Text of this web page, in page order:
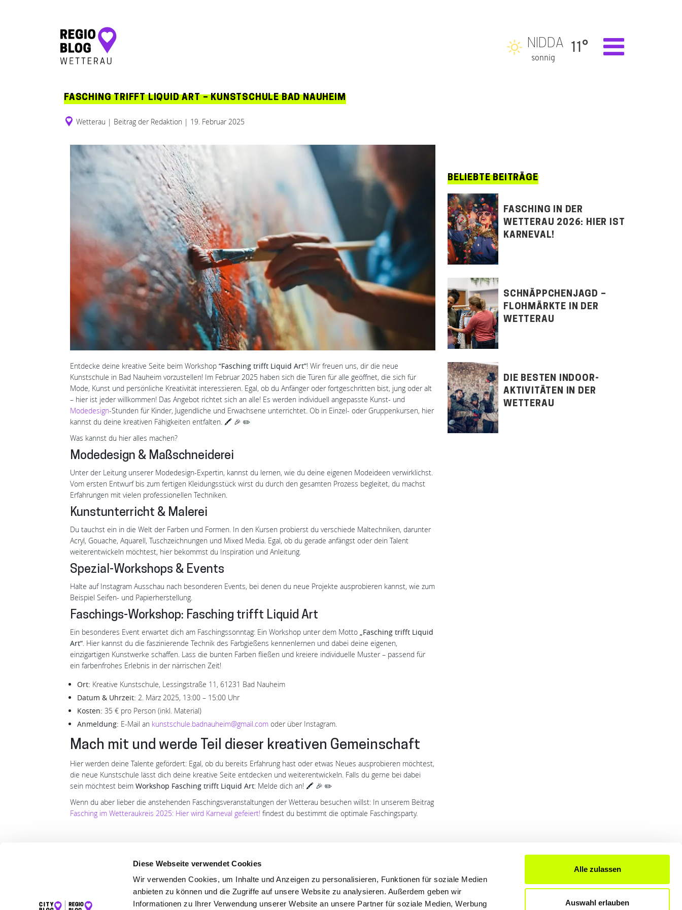
Diese Webseite verwendet Cookies
Wir verwenden Cookies, um Inhalte und Anzeigen zu personalisieren, Funktionen für soziale Medien
anbieten zu können und die Zugriffe auf unsere Website zu analysieren. Außerdem geben wir
Informationen zu Ihrer Verwendung unserer Website an unsere Partner für soziale Medien, Werbung
Alle zulassen
Auswahl erlauben
Hauptnavigation
NIDDA
sonnig
11°
FASCHING TRIFFT LIQUID ART – KUNSTSCHULE BAD NAUHEIM
Wetterau | Beitrag der Redaktion | 19. Februar 2025
Entdecke deine kreative Seite beim Workshop “Fasching trifft Liquid Art”! Wir freuen uns, dir die neue
Kunstschule in Bad Nauheim vorzustellen! Im Februar 2025 haben sich die Türen für alle geöffnet, die sich für
Mode, Kunst und persönliche Kreativität interessieren. Egal, ob du Anfänger oder fortgeschritten bist, jung oder alt
– hier ist jeder willkommen! Das Angebot richtet sich an alle! Es werden individuell angepasste Kunst- und
Modedesign-Stunden für Kinder, Jugendliche und Erwachsene unterrichtet. Ob in Einzel- oder Gruppenkursen, hier
kannst du deine kreativen Fähigkeiten entfalten. 🖍️ 🎉 ✏️
Was kannst du hier alles machen?
Modedesign & Maßschneiderei
Unter der Leitung unserer Modedesign-Expertin, kannst du lernen, wie du deine eigenen Modeideen verwirklichst.
Vom ersten Entwurf bis zum fertigen Kleidungsstück wirst du durch den gesamten Prozess begleitet, du machst
Erfahrungen mit vielen professionellen Techniken.
Kunstunterricht & Malerei
Du tauchst ein in die Welt der Farben und Formen. In den Kursen probierst du verschiede Maltechniken, darunter
Acryl, Gouache, Aquarell, Tuschzeichnungen und Mixed Media. Egal, ob du gerade anfängst oder dein Talent
weiterentwickeln möchtest, hier bekommst du Inspiration und Anleitung.
Spezial-Workshops & Events
Halte auf Instagram Ausschau nach besonderen Events, bei denen du neue Projekte ausprobieren kannst, wie zum
Beispiel Seifen- und Papierherstellung.
Faschings-Workshop: Fasching trifft Liquid Art
Ein besonderes Event erwartet dich am Faschingssonntag: Ein Workshop unter dem Motto „Fasching trifft Liquid
Art“ . Hier kannst du die faszinierende Technik des Farbgießens kennenlernen und dabei deine eigenen,
einzigartigen Kunstwerke schaffen. Lass die bunten Farben fließen und kreiere individuelle Muster – passend für
ein farbenfrohes Erlebnis in der närrischen Zeit!
Ort: Kreative Kunstschule, Lessingstraße 11, 61231 Bad Nauheim
Datum & Uhrzeit: 2. März 2025, 13:00 – 15:00 Uhr
Kosten: 35 € pro Person (inkl. Material)
Anmeldung: E-Mail an kunstschule.badnauheim@gmail.com oder über Instagram.
Mach mit und werde Teil dieser kreativen Gemeinschaft
Hier werden deine Talente gefördert: Egal, ob du bereits Erfahrung hast oder etwas Neues ausprobieren möchtest,
die neue Kunstschule lässt dich deine kreative Seite entdecken und weiterentwickeln. Falls du gerne bei dabei
sein möchtest beim Workshop Fasching trifft Liquid Art: Melde dich an! 🖍️ 🎉 ✏️
Wenn du aber lieber die anstehenden Faschingsveranstaltungen der Wetterau besuchen willst: In unserem Beitrag
Fasching im Wetteraukreis 2025: Hier wird Karneval gefeiert! findest du bestimmt die optimale Faschingsparty.
BELIEBTE BEITRÄGE
FASCHING IN DER
WETTERAU 2026: HIER IST
KARNEVAL!
SCHNÄPPCHENJAGD –
FLOHMÄRKTE IN DER
WETTERAU
DIE BESTEN INDOOR-
AKTIVITÄTEN IN DER
WETTERAU
LET'S CONNECT SERVICE FÜR UNTERNEHMER